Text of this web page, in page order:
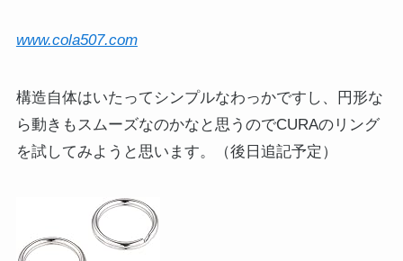
www.cola507.com
構造自体はいたってシンプルなわっかですし、円形な
ら動きもスムーズなのかなと思うのでCURAのリング
を試してみようと思います。（後日追記予定）